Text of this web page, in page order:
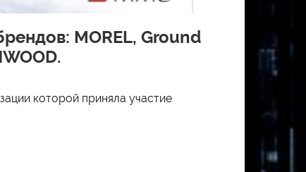
MOREL, Ground
которой приняла участие